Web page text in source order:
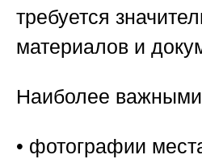
требуется
материалов и
Наиболее
• фотографии